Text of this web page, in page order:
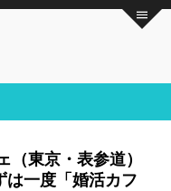
（東京・表参道）
一度「婚活カフ